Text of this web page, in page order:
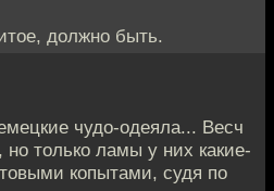
должно быть.
чудо-одеяла... Весч
только ламы у них какие-
копытами, судя по